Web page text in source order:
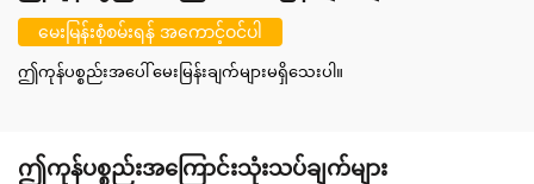
မေးမြန်းစုံစမ်းရန် အကောင့်ဝင်ပါ
ဤကုန်ပစ္စည်းအပေါ် မေးမြန်းချက်များမရှိသေးပါ။
ဤကုန်ပစ္စည်းအကြောင်းသုံးသပ်ချက်များ